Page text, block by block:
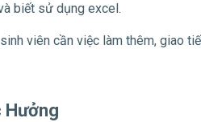
biết sử dụng excel.
viên cần việc làm thêm, giao
Hưởng